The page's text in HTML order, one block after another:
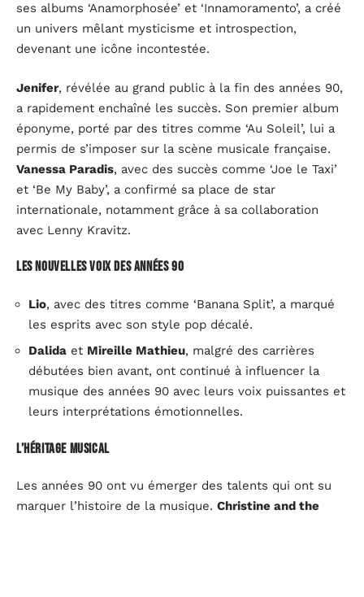
ses albums ‘Anamorphosée’ et ‘Innamoramento’, a créé
un univers mêlant mysticisme et introspection,
devenant une icône incontestée.
Jenifer, révélée au grand public à la fin des années 90,
a rapidement enchaîné les succès. Son premier album
éponyme, porté par des titres comme ‘Au Soleil’, lui a
permis de s’imposer sur la scène musicale française.
Vanessa Paradis, avec des succès comme ‘Joe le Taxi’
et ‘Be My Baby’, a confirmé sa place de star
internationale, notamment grâce à sa collaboration
avec Lenny Kravitz.
Les nouvelles voix des années 90
Lio, avec des titres comme ‘Banana Split’, a marqué
les esprits avec son style pop décalé.
Dalida et Mireille Mathieu, malgré des carrières
débutées bien avant, ont continué à influencer la
musique des années 90 avec leurs voix puissantes et
leurs interprétations émotionnelles.
L’héritage musical
Les années 90 ont vu émerger des talents qui ont su
marquer l’histoire de la musique. Christine and the